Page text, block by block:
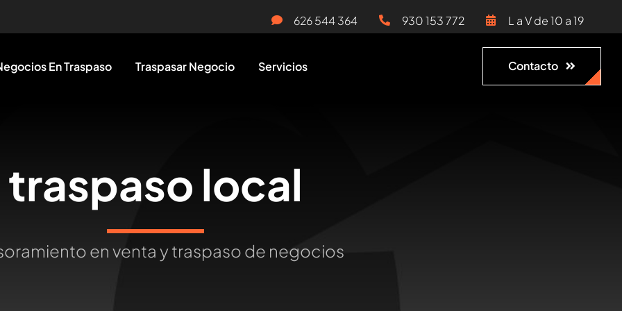
626 544 364 930 153 772 L a V de 10 a 19
En Traspaso Traspasar Negocio Servicios Contacto
traspaso local
en venta y traspaso de negocios